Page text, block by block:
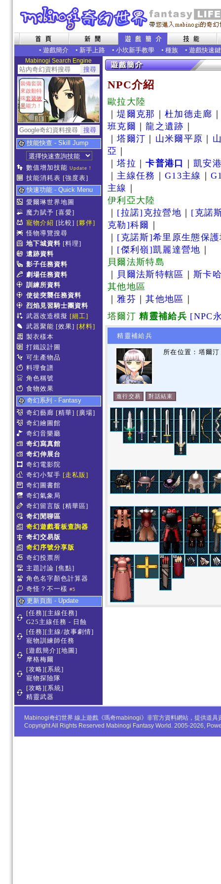
• 遊戲簡介 • 新手上路 • 小坎新手教學 • 種族 • 遊戲快速鍵
Mabinogi Search Engine
裝備套裝
來啟動特
殊套裝效
果能力！
技能快查 - Skill Jump
數值增加技能 Update !
技能消耗表 [強度表]
快速功能 - Quick Menu
愛爾琳世界地圖
魔力賦予 [喜愛]
寵物介紹 [比較] [夥伴]
怪物導覽搜尋
地下城資料 [料理]
遺跡資料
影子任務資料
劇場任務資料
訓練所資料
使徒突襲任務資料
烈焰見習騎士團資料
武器改造模擬 [細工]
武器聚能 [效果] [材料]
製衣樣本
打鐵設計圖
可生產物品
料理食譜
角色稱號
食物效果
奇幻系列 - Fantasy
奇幻藝廊 [精華] [廣場]
奇幻繪圖館
奇幻音樂廳
奇幻寫真館
奇幻伸展台
奇幻電影院
奇幻小幫手 [走私販]
奇幻圖書館
奇幻氣象局
奇幻留言版 [精華區]
奇幻閒聊區
奇幻遊戲看板查詢器
奇幻交易版
奇幻序號分享版
奇幻投票所
主題討論 [焦點]
角色名字顏色計算器
奇怪？不一樣 #5
更新頁面 - Update
[任務][主線任務]
G25主線任務 - 日蝕
[任務][主線/故事劇情]
寵物訓練師任務
[遊戲簡介][地圖]
摩格梅爾
[攻略][系統]
寵物探險隊
[攻略][系統]
精靈武器
NPC介紹
歐拉大陸
｜堤爾克那 ｜杜加德走廊
班克爾 ｜龍之遺跡
｜塔爾汀 山米爾平原
亞
｜塔拉 ｜卡普港口 ｜凱安
主線任務 ｜G13主線 ｜
主線
伊利亞大陸
[拉諾]克拉營地
[克諾
克勒]科爾
[克諾斯]希里原生態保
[傑利嶺]凱麗達營地
貝爾法斯特島
貝爾法斯特轄區 ｜斯卡
其他地區
｜雅芬 ｜其他地區
塔爾汀精靈補給兵 [NPC
精靈補給兵
所在位置：塔爾
進行交易 對話結束
Mabinogi奇幻世界 線上遊戲《瑪奇mabinogi》非官方資料網站，提供道
Copyright All Rights Reserved Mabinogi Fantasy World. 2005-2026,